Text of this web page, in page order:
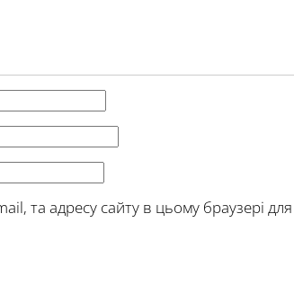
та адресу сайту в цьому браузері